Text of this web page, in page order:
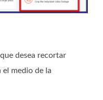
desea recortar
el medio de la